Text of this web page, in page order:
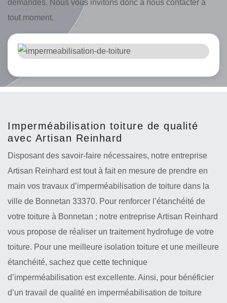
demandes. Nous vous invitons donc à nous contacter à
tout moment.
Imperméabilisation toiture de qualité
avec Artisan Reinhard
Disposant des savoir-faire nécessaires, notre entreprise
Artisan Reinhard est tout à fait en mesure de prendre en
main vos travaux d’imperméabilisation de toiture dans la
ville de Bonnetan 33370. Pour renforcer l’étanchéité de
votre toiture à Bonnetan ; notre entreprise Artisan Reinhard
vous propose de réaliser un traitement hydrofuge de votre
toiture. Pour une meilleure isolation toiture et une meilleure
étanchéité, sachez que cette technique
d’imperméabilisation est excellente. Ainsi, pour bénéficier
d’un travail de qualité en imperméabilisation de toiture